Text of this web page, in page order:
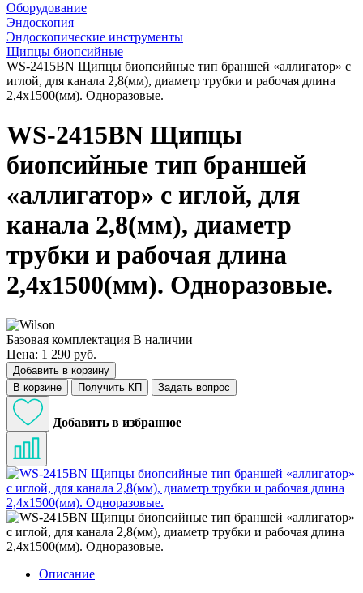
Оборудование
Эндоскопия
Эндоскопические инструменты
Щипцы биопсийные
WS-2415BN Щипцы биопсийные тип браншей «аллигатор» с
иглой, для канала 2,8(мм), диаметр трубки и рабочая длина
2,4х1500(мм). Одноразовые.
WS-2415BN Щипцы
биопсийные тип браншей
«аллигатор» с иглой, для
канала 2,8(мм), диаметр
трубки и рабочая длина
2,4х1500(мм). Одноразовые.
Базовая комплектация В наличии
Цена: 1 290 руб.
Добавить в корзину
В корзине
Получить КП Задать вопрос
Добавить в избранное
Описание